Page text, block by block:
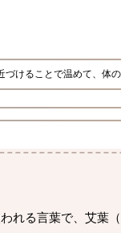
けることで温めて、体
れる言葉で、艾